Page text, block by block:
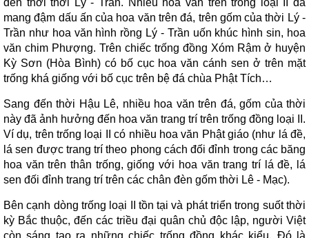
mang đậm dấu ấn của hoa văn trên đá, trên gốm của thời Lý -
Trần như hoa văn hình rồng Lý - Trần uốn khúc hình sin, hoa
văn chim Phượng. Trên chiếc trống đồng Xóm Rậm ở huyện
Kỳ Sơn (Hòa Bình) có bố cục hoa văn cánh sen ở trên mặt
trống khá giống với bố cục trên bệ đá chùa Phật Tích…
Sang đến thời Hậu Lê, nhiều hoa văn trên đá, gốm của thời
này đã ảnh hưởng đến hoa văn trang trí trên trống đồng loại II.
Ví dụ, trên trống loại II có nhiều hoa văn Phật giáo (như lá đề,
lá sen được trang trí theo phong cách đối đỉnh trong các băng
hoa văn trên thân trống, giống với hoa văn trang trí lá đề, lá
sen đối đỉnh trang trí trên các chân đèn gốm thời Lê - Mạc).
Bên cạnh dòng trống loại II tồn tại và phát triển trong suốt thời
kỳ Bắc thuộc, đến các triều đại quân chủ độc lập, người Việt
còn sáng tạo ra những chiếc trống đồng khác kiểu. Đó là